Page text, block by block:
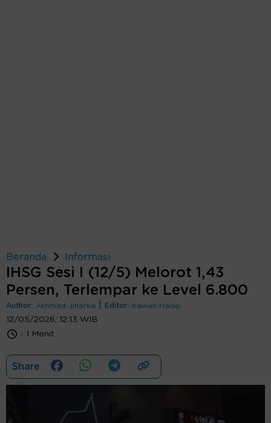
Beranda Informasi
IHSG Sesi I (12/5) Melorot 1,43
Persen, Terlempar ke Level 6.800
Author: Akhmad Jiharka Editor: Irawan Hadip
12/05/2026, 12:13 WIB
: 1 Menit
Share